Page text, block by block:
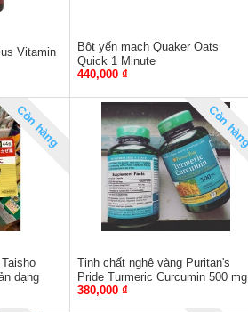
Vitamin
Bột yến mạch Quaker Oats
Quick 1 Minute
440,000 ₫
Còn hàng
dạng
Còn hàng
Tinh chất nghệ vàng Puritan's
Pride Turmeric Curcumin 500 mg
380,000 ₫